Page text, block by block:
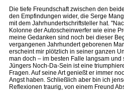
Die tiefe Freundschaft zwischen den
den Empfindungen wider, die Serge
mit dem Jahrhundertschriftsteller hat.
Kolonne der Autoscheinwerfer wie eine
meine Gedanken sind noch bei dieser
vergangenen Jahrhundert geborenen
erscheint mir plötzlich in seiner ganzen
man doch – im besten Falle langsam
Jüngers Noch-Da-Sein ist eine
Fragen. Auf seine Art genießt er immer
Angst haben. Schließlich aber bin ich
Reflexionen traurig, von einem Freund